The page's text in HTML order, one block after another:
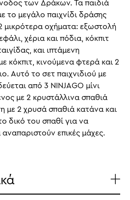
των Δράκων. Τα παιδιά
το μεγάλο παιχνίδι δράσης
μικρότερα οχήματα: εξωστολή
χέρια και πόδια, κόκπιτ
και ιπτάμενη
κόκπιτ, κινούμενα φτερά και 2
Αυτό το σετ παιχνιδιού με
από 3 NINJAGO μίνι
με 2 κρυστάλλινα σπαθιά
με 2 χρυσά σπαθιά κατάνα και
δικό του σπαθί για να
επικές μάχες.